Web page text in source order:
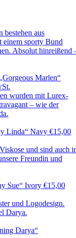
Marlen“
Linda“ Navy €15,00
Sue“ Ivory €15,00
Darya“